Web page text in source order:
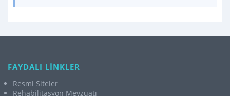
FAYDALI LİNKLER
Resmi Siteler
Rehabilitasyon Mevzuatı